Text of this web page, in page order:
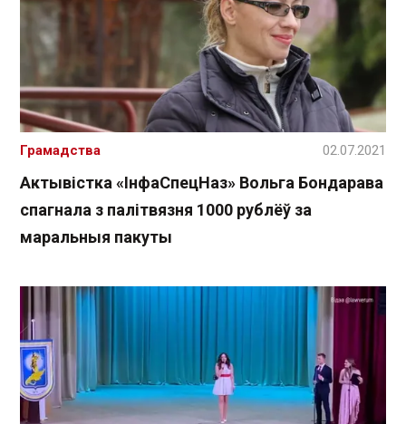
Актывістка «ІнфаCпецНаз» Вольга Бондарава
спагнала з палітвязня 1000 рублёў за
маральныя пакуты
Грамадства 02.07.2021